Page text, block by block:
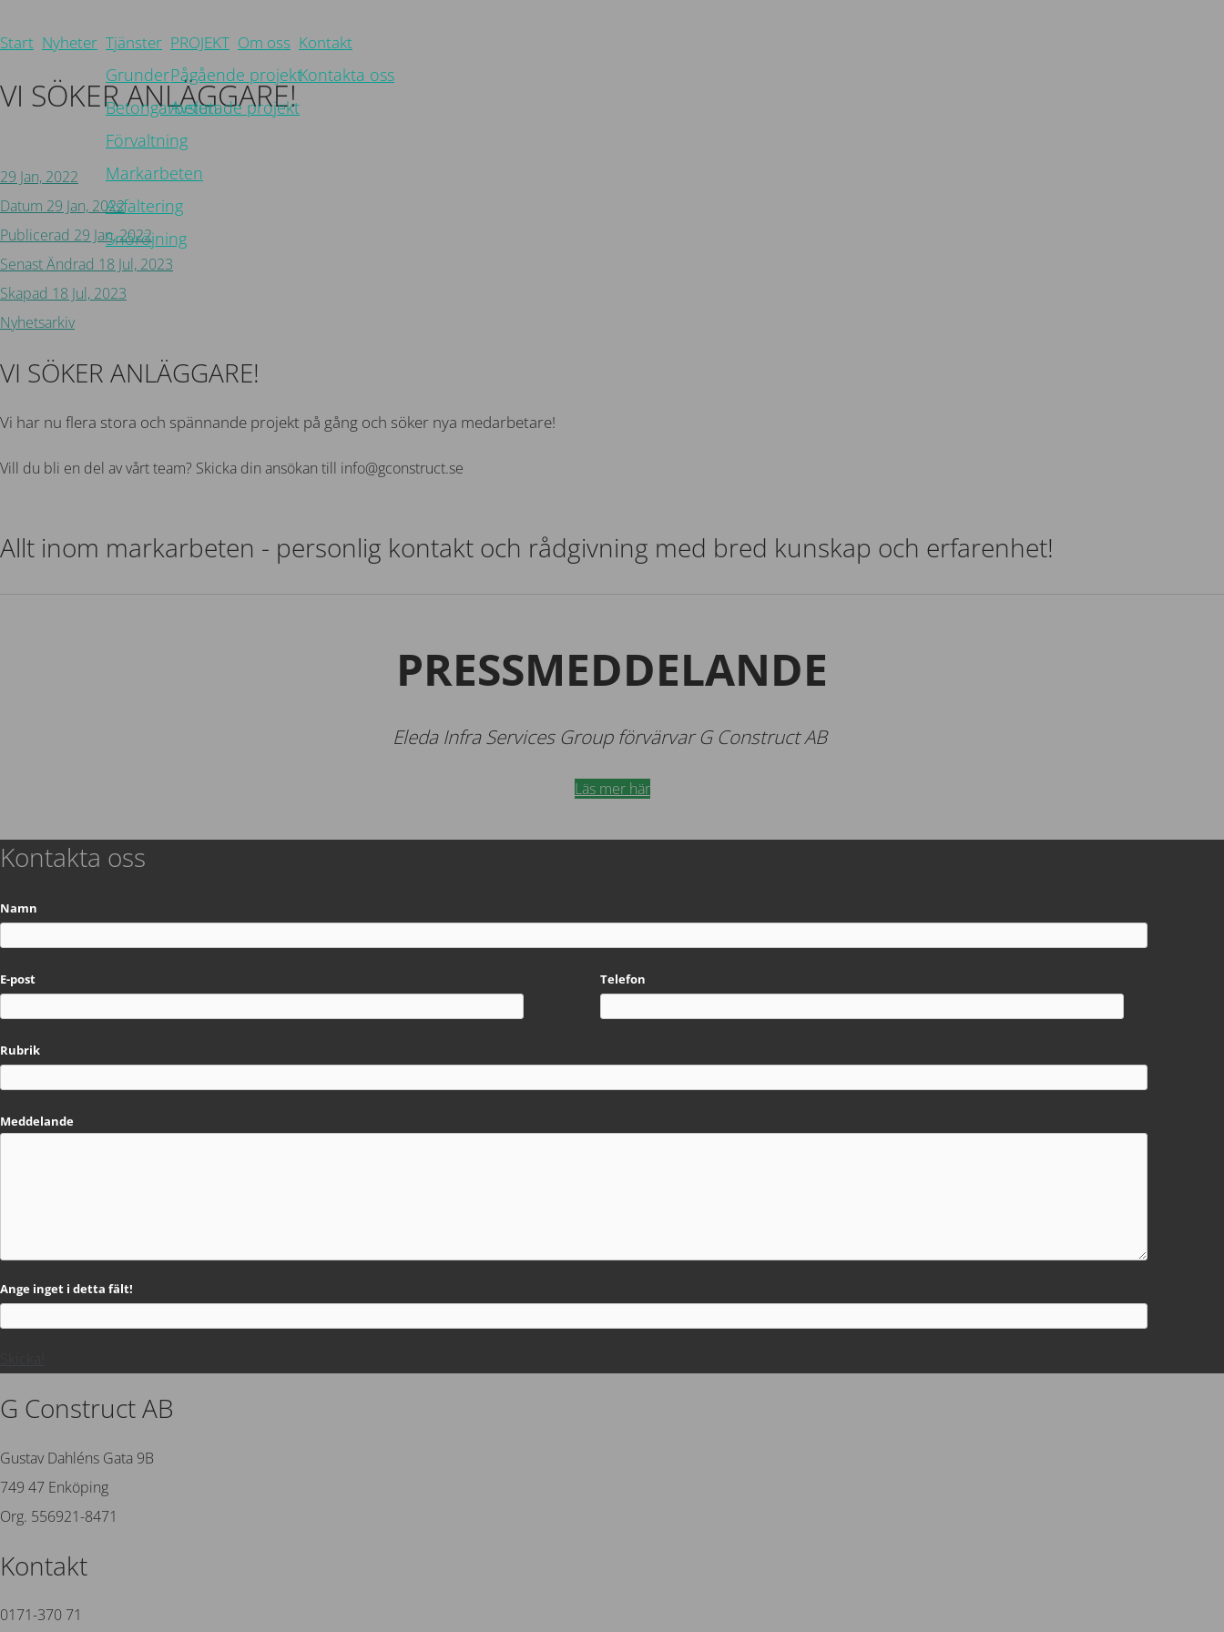
Start Nyheter Tjänster
Grunder
Betongarbeten
Förvaltning
Markarbeten
Asfaltering
Snöröjning
PROJEKT
Pågående projekt
Avslutade projekt
Om oss Kontakt
Kontakta oss
VI SÖKER ANLÄGGARE!
29 Jan, 2022
Datum 29 Jan, 2022
Publicerad 29 Jan, 2022
Senast Ändrad 18 Jul, 2023
Skapad 18 Jul, 2023
Nyhetsarkiv
VI SÖKER ANLÄGGARE!
Vi har nu flera stora och spännande projekt på gång och söker nya medarbetare!
Vill du bli en del av vårt team? Skicka din ansökan till info@gconstruct.se
Allt inom markarbeten - personlig kontakt och rådgivning med bred kunskap och erfarenhet!
PRESSMEDDELANDE
Eleda Infra Services Group förvärvar G Construct AB
Läs mer här
Kontakta oss
Namn
E-post Telefon
Rubrik
Meddelande
Ange inget i detta fält!
G Construct AB
Gustav Dahléns Gata 9B
749 47 Enköping
Org. 556921-8471
Kontakt
0171-370 71